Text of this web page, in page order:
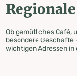
Ob gemütliches Café,
besondere Geschäfte
wichtigen Adressen in